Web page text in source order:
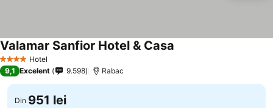
4 Stele Hotel
Valamar Sanfior Hotel & Casa
9,1 Excelent 9.598 Rabac
Din 951 lei